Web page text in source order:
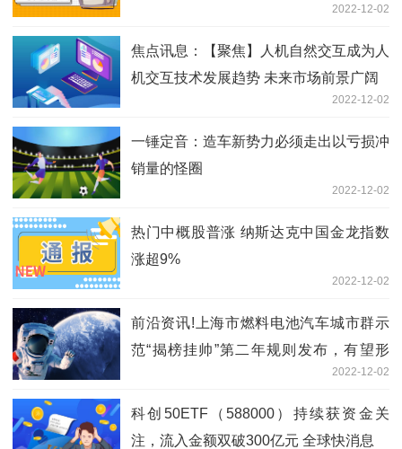
2022-12-02
焦点讯息：【聚焦】人机自然交互成为人
机交互技术发展趋势 未来市场前景广阔
2022-12-02
一锤定音：造车新势力必须走出以亏损冲
销量的怪圈
2022-12-02
热门中概股普涨 纳斯达克中国金龙指数
涨超9%
2022-12-02
前沿资讯!上海市燃料电池汽车城市群示
范“揭榜挂帅”第二年规则发布，有望形
2022-12-02
科创50ETF（588000）持续获资金关
注，流入金额双破300亿元 全球快消息